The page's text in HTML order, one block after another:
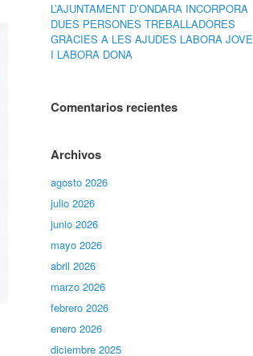
L’AJUNTAMENT D’ONDARA INCORPORA
DUES PERSONES TREBALLADORES
GRÀCIES A LES AJUDES LABORA JOVE
I LABORA DONA
Comentarios recientes
Archivos
agosto 2026
julio 2026
junio 2026
mayo 2026
abril 2026
marzo 2026
febrero 2026
enero 2026
diciembre 2025